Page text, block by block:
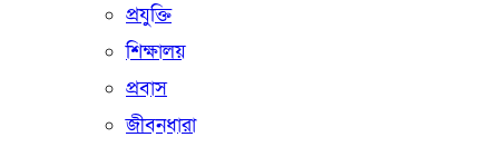
প্রযুক্তি
শিক্ষালয়
প্রবাস
জীবনধারা